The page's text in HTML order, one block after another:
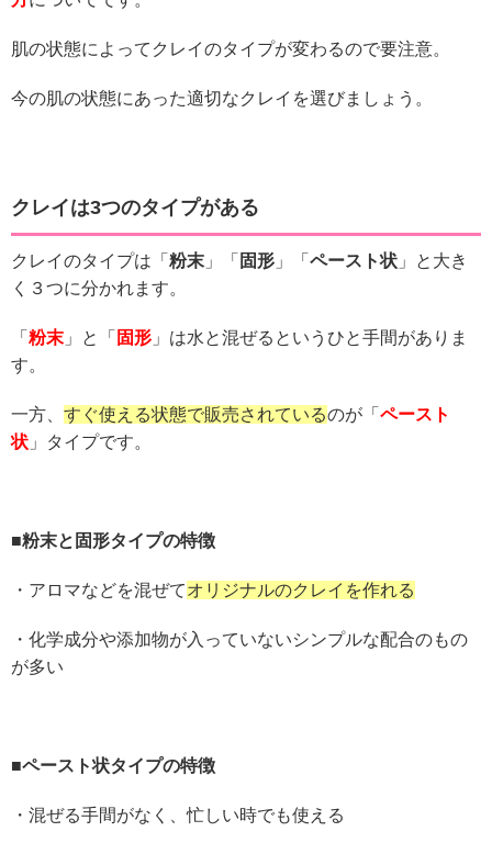
肌の状態によってクレイのタイプが変わるので要注意。
今の肌の状態にあった適切なクレイを選びましょう。
クレイは3つのタイプがある
クレイのタイプは「 粉末 」「 固形 」「 ペースト状 」と大き
く３つに分かれます。
「 粉末」と「 固形 」は水と混ぜるというひと手間がありま
す。
一方、 すぐ使える状態で販売されているのが「 ペースト
状 」タイプです。
■粉末と固形タイプの特徴
・アロマなどを混ぜてオリジナルのクレイを作れる
・化学成分や添加物が入っていないシンプルな配合のもの
が多い
■ペースト状タイプの特徴
・混ぜる手間がなく、忙しい時でも使える